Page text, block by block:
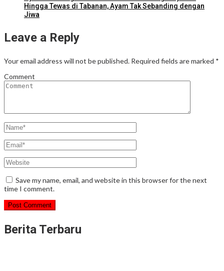
Hingga Tewas di Tabanan, Ayam Tak Sebanding dengan
Jiwa
Leave a Reply
Your email address will not be published. Required fields are marked *
Comment
Save my name, email, and website in this browser for the next
time I comment.
Berita Terbaru